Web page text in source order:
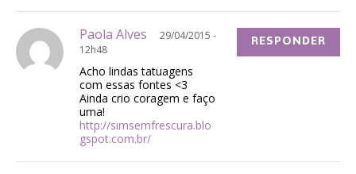
Paola Alves
29/04/2015 -
12h48
Acho lindas tatuagens
com essas fontes <3
Ainda crio coragem e faço
uma!
http://simsemfrescura.blo
gspot.com.br/
RESPONDER